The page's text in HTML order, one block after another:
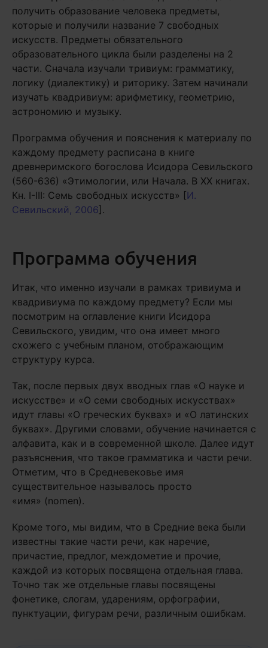
получить образование человека предметы,
которые и получили название 7 свободных
искусств. Предметы обязательного
образовательного цикла были разделены на 2
части. Сначала изучали тривиум: грамматику,
логику (диалектику) и риторику. Затем начинали
изучать квадривиум: арифметику, геометрию,
астрономию и музыку.
Программа обучения и пояснения к материалу по
каждому предмету расписана в книге
древнеримского богослова Исидора Севильского
(560-636) «Этимологии, или Начала. В XX книгах.
Кн. I-III: Семь свободных искусств» [И.
Севильский, 2006].
Программа обучения
Итак, что именно изучали в рамках тривиума и
квадривиума по каждому предмету? Если мы
посмотрим на оглавление книги Исидора
Севильского, увидим, что она имеет много
схожего с учебным планом, отображающим
структуру курса.
Так, после первых двух вводных глав «О науке и
искусстве» и «О семи свободных искусствах»
идут главы «О греческих буквах» и «О латинских
буквах». Другими словами, обучение начинается с
алфавита, как и в современной школе. Далее идут
разъяснения, что такое грамматика и части речи.
Отметим, что в Средневековье имя
существительное называлось просто
«имя» (nomen).
Кроме того, мы видим, что в Средние века были
известны такие части речи, как наречие,
причастие, предлог, междометие и прочие,
каждой из которых посвящена отдельная глава.
Точно так же отдельные главы посвящены
фонетике, слогам, ударениям, орфографии,
пунктуации, фигурам речи, различным ошибкам.